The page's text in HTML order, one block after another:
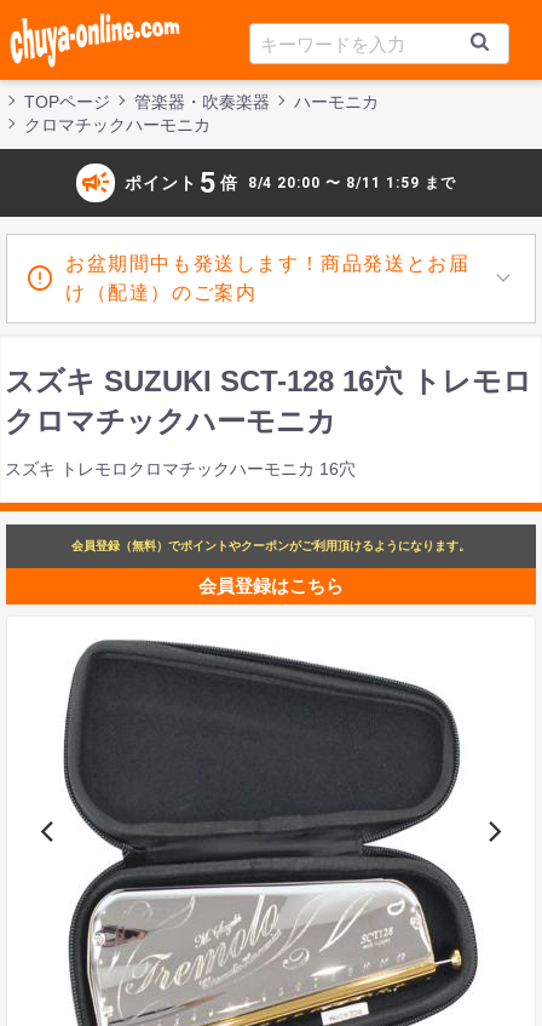
TOPページ 管楽器・吹奏楽器
ハーモニカ
クロマチックハーモニカ
campaign ポイント 5 倍 8/4 20:00 〜 8/11 1:59 まで
お盆期間中も発送します！商品発送とお届
け（配達）のご案内
スズキ SUZUKI SCT-128 16穴 トレモロ
クロマチックハーモニカ
スズキ トレモロクロマチックハーモニカ 16穴
会員登録（無料）でポイントやクーポンがご利用頂けるようになります。
会員登録はこちら